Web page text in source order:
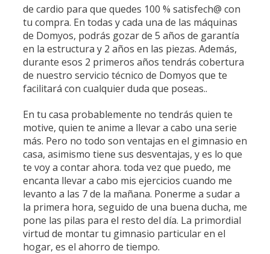
de cardio para que quedes 100 % satisfech@ con
tu compra. En todas y cada una de las máquinas
de Domyos, podrás gozar de 5 años de garantía
en la estructura y 2 años en las piezas. Además,
durante esos 2 primeros años tendrás cobertura
de nuestro servicio técnico de Domyos que te
facilitará con cualquier duda que poseas..
En tu casa probablemente no tendrás quien te
motive, quien te anime a llevar a cabo una serie
más. Pero no todo son ventajas en el gimnasio en
casa, asimismo tiene sus desventajas, y es lo que
te voy a contar ahora. toda vez que puedo, me
encanta llevar a cabo mis ejercicios cuando me
levanto a las 7 de la mañana. Ponerme a sudar a
la primera hora, seguido de una buena ducha, me
pone las pilas para el resto del día. ​La primordial
virtud de montar tu gimnasio particular en el
hogar, es el ahorro de tiempo.